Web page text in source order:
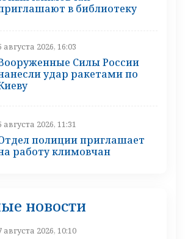
в библиотеку
августа 2026, 16:03
Силы России
удар ракетами по
августа 2026, 11:31
полиции приглашает
работу климовчан
новости
августа 2026, 10:10